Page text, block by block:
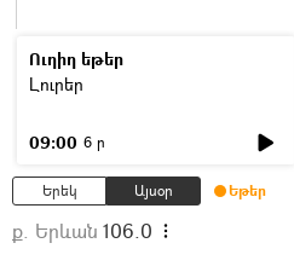
Ուղիղ եթեր
Լուրեր
09:00 6 ր
Երեկ Այսօր Եթեր
ք. Երևան 106.0